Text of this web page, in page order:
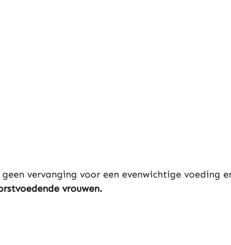
vervanging voor een evenwichtige voeding
vrouwen.